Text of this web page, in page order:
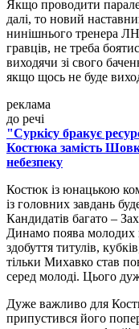
Якщо проводити
далі, то новий
нинішнього тренера
гравців, не треба
виходячи зі свого
якщо щось не буде
реклама
до речі
"Суркісу бракує
Костюка замість
небезпеку
Костюк із юнацькою
із головних завдань
Кандидатів багато –
Динамо поява молодих
здобуття титулів,
тільки Михавко став
серед молоді. Цього
Дуже важливо для
припустився його